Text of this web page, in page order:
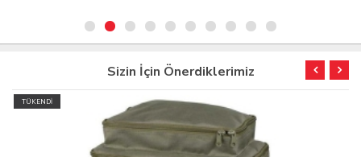
Sizin İçin Önerdiklerimiz
TÜKENDİ